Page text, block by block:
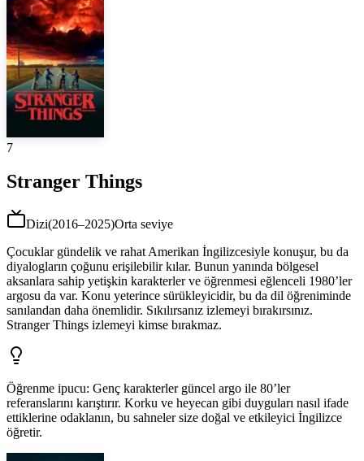
7
Stranger Things
Dizi(2016–2025)Orta seviye
Çocuklar gündelik ve rahat Amerikan İngilizcesiyle konuşur, bu da
diyalogların çoğunu erişilebilir kılar. Bunun yanında bölgesel
aksanlara sahip yetişkin karakterler ve öğrenmesi eğlenceli 1980’ler
argosu da var. Konu yeterince sürükleyicidir, bu da dil öğreniminde
sanılandan daha önemlidir. Sıkılırsanız izlemeyi bırakırsınız.
Stranger Things izlemeyi kimse bırakmaz.
Öğrenme ipucu: Genç karakterler güncel argo ile 80’ler
referanslarını karıştırır. Korku ve heyecan gibi duyguları nasıl ifade
ettiklerine odaklanın, bu sahneler size doğal ve etkileyici İngilizce
öğretir.